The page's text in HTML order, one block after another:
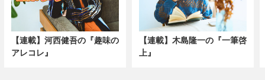
【連載】河西健吾の『趣味の
アレコレ』
【連載】木島隆一の『一筆啓
上』